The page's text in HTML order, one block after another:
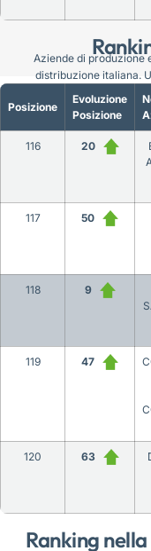
Ranking
Posizione
Evoluzione
Posizione
116 20
117 50
118 9
119 47
120 63
Aziende di produzione
distribuzione italiana.